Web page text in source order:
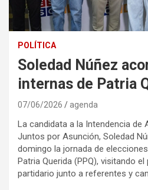
POLÍTICA
Soledad Núñez
internas de Patria
07/06/2026 agenda
La candidata a la Intendencia de
Juntos por Asunción, Soledad
domingo la jornada de
Patria Querida (PPQ), visitando
partidario junto a referentes y